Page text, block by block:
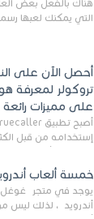
هناك بالفعل بعض
التي يمكنك لعبها
أحصل الآن على
تروكولر لمعرفة
على مميزات
إستخدامه من قبل
خمسة ألعاب
يوجد في متجر غوغل
أندرويد ، لذلك ليس